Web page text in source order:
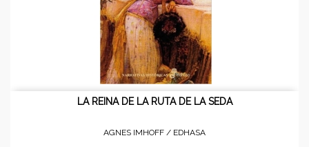
LA REINA DE LA RUTA DE LA SEDA
AGNES IMHOFF / EDHASA